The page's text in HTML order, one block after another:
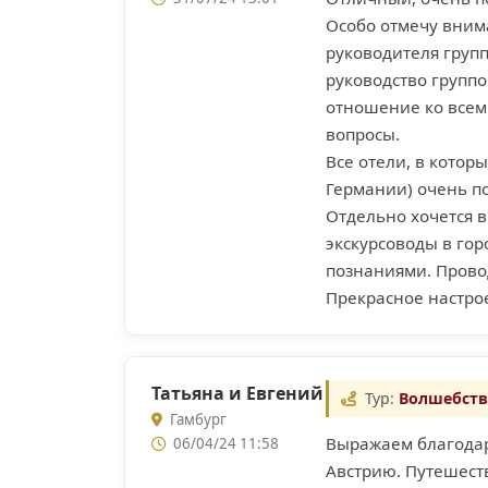
Особо отмечу
руководителя
руководство
отношение ко
вопросы.
Все отели, в
Германии) очень
Отдельно хочется
экскурсоводы в
познаниями.
Прекрасное
Татьяна и Евгений
Гамбург
06/04/24 11:58
Тур:
Выражаем
Австрию.